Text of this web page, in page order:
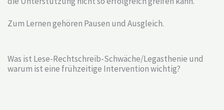
Zum Lernen gehören Pausen und Ausgleich.
Was ist Lese-Rechtschreib-Schwäche/Legasthenie und
warum ist eine frühzeitige Intervention wichtig?